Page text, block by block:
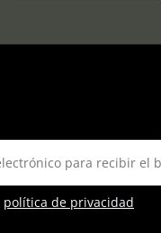
política de privacidad